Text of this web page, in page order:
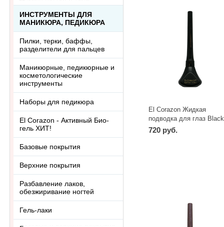
El Corazon Жидкая
подводка для глаз Black
Черная
720 руб.
ИНСТРУМЕНТЫ ДЛЯ
МАНИКЮРА, ПЕДИКЮРА
Пилки, терки, баффы,
разделители для пальцев
Маникюрные, педикюрные и
косметологические
инструменты
Наборы для педикюра
El Corazon - Активный Био-
гель ХИТ!
Базовые покрытия
Верхние покрытия
Разбавление лаков,
обезжиривание ногтей
Гель-лаки